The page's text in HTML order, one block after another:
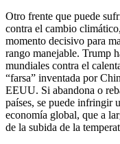
Otro frente que puede
contra el cambio
momento decisivo para
rango manejable. Trump
mundiales contra el
“farsa” inventada por
EEUU. Si abandona o
países, se puede infringir
economía global, que a
de la subida de la